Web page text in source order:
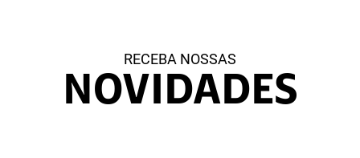
RECEBA NOSSAS
NOVIDADES